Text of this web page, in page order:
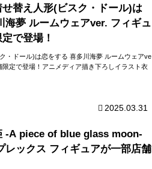
せ替え人形(ビスク・ドール)は
海夢 ルームウェアver. フィギュ
で登場！
・ドール)は恋をする 喜多川海夢 ルームウェアve
限定で登場！アニメディア描き下ろしイラスト衣
2025.03.31
-A piece of blue glass moon-
レックス フィギュアが一部店舗